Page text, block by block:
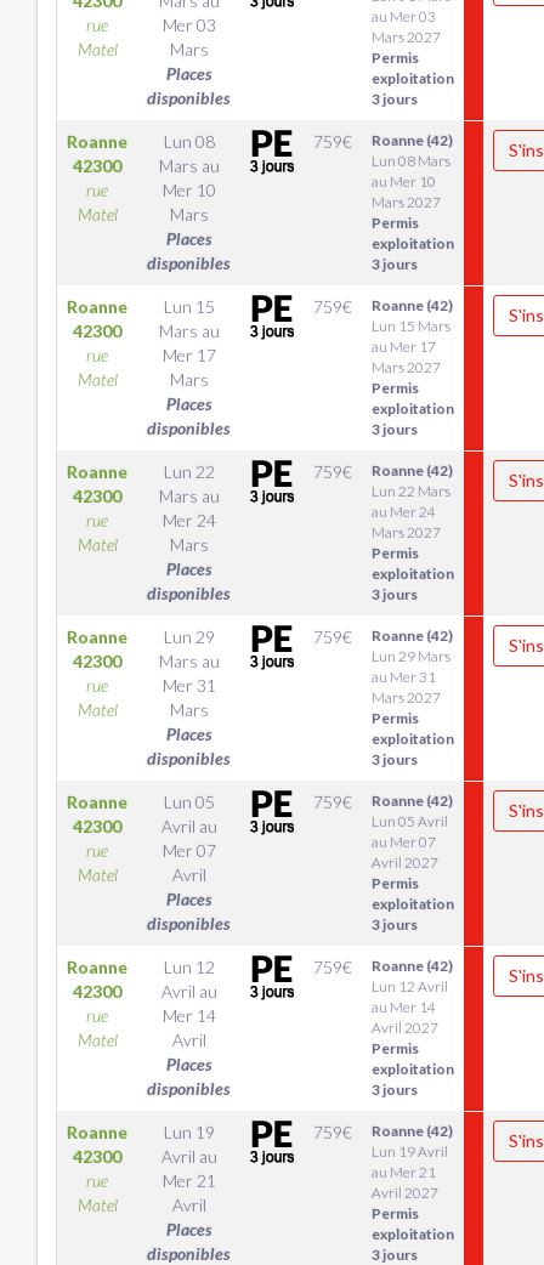
rue
Matel
Mer 03
Mars
Places
disponibles
au Mer 03
Mars 2027
Permis
exploitation
3 jours
Roanne
42300
rue
Matel
Lun 08
Mars au
Mer 10
Mars
Places
disponibles
759€
Roanne (42)
Lun 08 Mars
au Mer 10
Mars 2027
Permis
exploitation
3 jours
Roanne
42300
rue
Matel
Lun 15
Mars au
Mer 17
Mars
Places
disponibles
759€
Roanne (42)
Lun 15 Mars
au Mer 17
Mars 2027
Permis
exploitation
3 jours
Roanne
42300
rue
Matel
Lun 22
Mars au
Mer 24
Mars
Places
disponibles
759€
Roanne (42)
Lun 22 Mars
au Mer 24
Mars 2027
Permis
exploitation
3 jours
Roanne
42300
rue
Matel
Lun 29
Mars au
Mer 31
Mars
Places
disponibles
759€
Roanne (42)
Lun 29 Mars
au Mer 31
Mars 2027
Permis
exploitation
3 jours
Roanne
42300
rue
Matel
Lun 05
Avril au
Mer 07
Avril
Places
disponibles
759€
Roanne (42)
Lun 05 Avril
au Mer 07
Avril 2027
Permis
exploitation
3 jours
Roanne
42300
rue
Matel
Lun 12
Avril au
Mer 14
Avril
Places
disponibles
759€
Roanne (42)
Lun 12 Avril
au Mer 14
Avril 2027
Permis
exploitation
3 jours
Roanne
42300
rue
Matel
Lun 19
Avril au
Mer 21
Avril
Places
disponibles
759€
Roanne (42)
Lun 19 Avril
au Mer 21
Avril 2027
Permis
exploitation
3 jours